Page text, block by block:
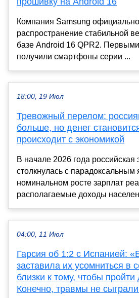
Компания Samsung
распространение стабильной
базе Android 16 QPR2.
получили смартфоны серии ...
18:00, 19 Июл
Тревожный перелом:
больше, но денег
происходит с экономикой
В начале 2026 года российская
столкнулась с парадоксальным
номинальном росте зарплат
располагаемые доходы
04:00, 11 Июл
Гарсия об 1:2 с Испанией:
заставила их усомниться в
близки к тому, чтобы
Конечно, травмы не